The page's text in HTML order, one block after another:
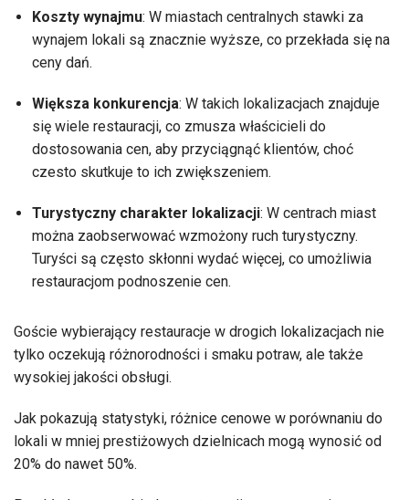
Koszty wynajmu: W miastach centralnych stawki za
wynajem lokali są znacznie wyższe, co przekłada się na
ceny dań.
Większa konkurencja: W takich lokalizacjach znajduje
się wiele restauracji, co zmusza właścicieli do
dostosowania cen, aby przyciągnąć klientów, choć
czesto skutkuje to ich zwiększeniem.
Turystyczny charakter lokalizacji: W centrach miast
można zaobserwować wzmożony ruch turystyczny.
Turyści są często skłonni wydać więcej, co umożliwia
restauracjom podnoszenie cen.
Goście wybierający restauracje w drogich lokalizacjach nie
tylko oczekują różnorodności i smaku potraw, ale także
wysokiej jakości obsługi.
Jak pokazują statystyki, różnice cenowe w porównaniu do
lokali w mniej prestiżowych dzielnicach mogą wynosić od
20% do nawet 50%.